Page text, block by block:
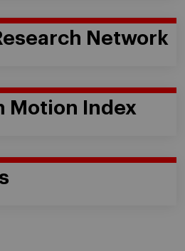
Network
Motion Index